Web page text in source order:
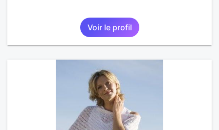
Voir le profil